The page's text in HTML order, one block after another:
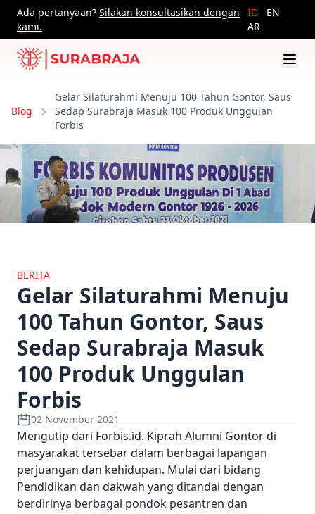
Ada pertanyaan? Silakan konsultasikan dengan
kami.
ID
EN
AR
Blog
Gelar Silaturahmi Menuju 100 Tahun Gontor, Saus
Sedap Surabraja Masuk 100 Produk Unggulan
Forbis
BERITA
Gelar Silaturahmi Menuju
100 Tahun Gontor, Saus
Sedap Surabraja Masuk
100 Produk Unggulan
Forbis
02 November 2021
Mengutip dari Forbis.id. Kiprah Alumni Gontor di
masyarakat tersebar dalam berbagai lapangan
perjuangan dan kehidupan. Mulai dari bidang
Pendidikan dan dakwah yang ditandai dengan
berdirinya berbagai pondok pesantren dan